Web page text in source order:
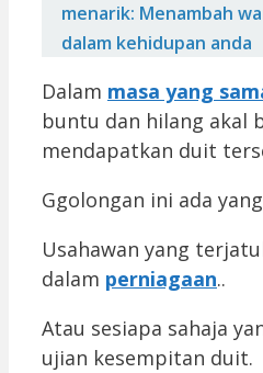
menarik: Menambah
dalam kehidupan anda
Dalam masa yang
buntu dan hilang akal
mendapatkan duit
Ggolongan ini ada
Usahawan yang
dalam perniagaan..
Atau sesiapa sahaja
ujian kesempitan duit.